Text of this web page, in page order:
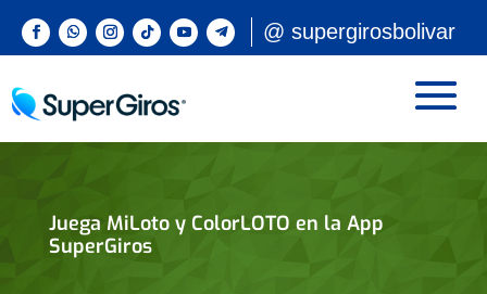
@ supergirosbolivar
Juega MiLoto y ColorLOTO en la App
SuperGiros